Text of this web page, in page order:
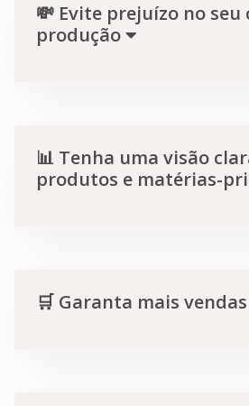
💸 Evite prejuízo no
produção
📊 Tenha uma visão
produtos e matérias-
🛒 Garanta mais vendas